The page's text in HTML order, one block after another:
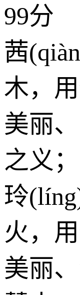
99分
茜
木，
美丽
之义；
玲
火 ，
美丽